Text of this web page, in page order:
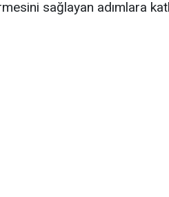
sağlayan adımlara